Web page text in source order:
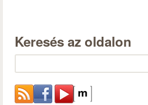
Keresés az oldalon